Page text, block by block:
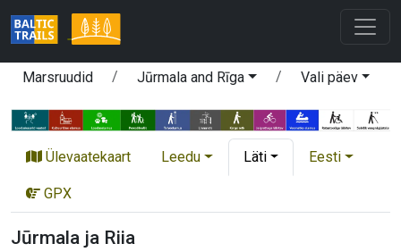
Marsruudid Jūrmala and Rīga Vali päev
Ülevaatekaart Leedu Läti Eesti
GPX
Jūrmala ja Riia